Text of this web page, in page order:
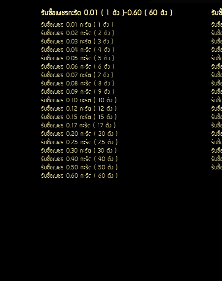
รับซื้อเพชรกะรัต 0.01 ( 1 ตัง )-0.60 ( 60 ตัง )
รับซื้อเพชร 0.01 กะรัต ( 1 ตัง )
รับซื้อเพชร 0.02 กะรัต ( 2 ตัง )
รับซื้อเพชร 0.03 กะรัต ( 3 ตัง )
รับซื้อเพชร 0.04 กะรัต ( 4 ตัง )
รับซื้อเพชร 0.05 กะรัต ( 5 ตัง )
รับซื้อเพชร 0.06 กะรัต ( 6 ตัง )
รับซื้อเพชร 0.07 กะรัต ( 7 ตัง )
รับซื้อเพชร 0.08 กะรัต ( 8 ตัง )
รับซื้อเพชร 0.09 กะรัต ( 9 ตัง )
รับซื้อเพชร 0.10 กะรัต ( 10 ตัง )
รับซื้อเพชร 0.12 กะรัต ( 12 ตัง )
รับซื้อเพชร 0.15 กะรัต ( 15 ตัง )
รับซื้อเพชร 0.17 กะรัต ( 17 ตัง )
รับซื้อเพชร 0.20 กะรัต ( 20 ตัง )
รับซื้อเพชร 0.25 กะรัต ( 25 ตัง )
รับซื้อเพชร 0.30 กะรัต ( 30 ตัง )
รับซื้อเพชร 0.40 กะรัต ( 40 ตัง )
รับซื้อเพชร 0.50 กะรัต ( 50 ตัง )
รับซื้อเพชร 0.60 กะรัต ( 60 ตัง )
รับ
รับ
รับ
รับ
รับ
รับซื้
รับ
รับซื้
รับซื้
รับซื้
รับซื้
รับซื้
รับ
รับซื้
รับซื้
รับซื้
รับซื้
รับซื้
รับซื้